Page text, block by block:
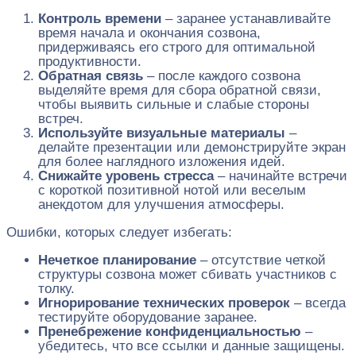
Контроль времени – заранее устанавливайте
время начала и окончания созвона,
придерживаясь его строго для оптимальной
продуктивности.
Обратная связь – после каждого созвона
выделяйте время для сбора обратной связи,
чтобы выявить сильные и слабые стороны
встреч.
Используйте визуальные материалы –
делайте презентации или демонстрируйте экран
для более наглядного изложения идей.
Снижайте уровень стресса– начинайте встречи
с короткой позитивной нотой или веселым
анекдотом для улучшения атмосферы.
Ошибки, которых следует избегать:
Нечеткое планирование – отсутствие четкой
структуры созвона может сбивать участников с
толку.
Игнорирование технических проверок – всегда
тестируйте оборудование заранее.
Пренебрежение конфиденциальностью –
убедитесь, что все ссылки и данные защищены.